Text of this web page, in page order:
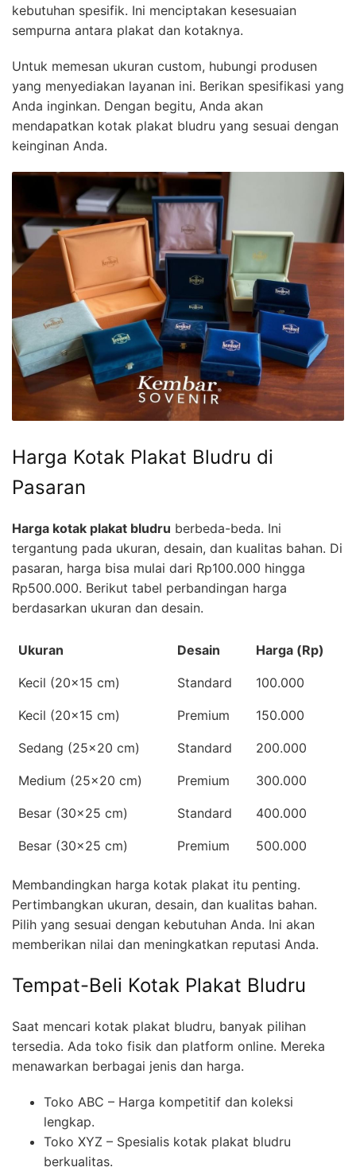
kebutuhan spesifik. Ini menciptakan kesesuaian
sempurna antara plakat dan kotaknya.
Untuk memesan ukuran custom, hubungi produsen
yang menyediakan layanan ini. Berikan spesifikasi yang
Anda inginkan. Dengan begitu, Anda akan
mendapatkan kotak plakat bludru yang sesuai dengan
keinginan Anda.
Harga Kotak Plakat Bludru di
Pasaran
Harga kotak plakat bludru berbeda-beda. Ini
tergantung pada ukuran, desain, dan kualitas bahan. Di
pasaran, harga bisa mulai dari Rp100.000 hingga
Rp500.000. Berikut tabel perbandingan harga
berdasarkan ukuran dan desain.
Ukuran Desain Harga (Rp)
Kecil (20x15 cm) Standard 100.000
Kecil (20x15 cm) Premium 150.000
Sedang (25x20 cm) Standard 200.000
Medium (25x20 cm) Premium 300.000
Besar (30x25 cm) Standard 400.000
Besar (30x25 cm) Premium 500.000
Membandingkan harga kotak plakat itu penting.
Pertimbangkan ukuran, desain, dan kualitas bahan.
Pilih yang sesuai dengan kebutuhan Anda. Ini akan
memberikan nilai dan meningkatkan reputasi Anda.
Tempat-Beli Kotak Plakat Bludru
Saat mencari kotak plakat bludru, banyak pilihan
tersedia. Ada toko fisik dan platform online. Mereka
menawarkan berbagai jenis dan harga.
Toko ABC – Harga kompetitif dan koleksi
lengkap.
Toko XYZ – Spesialis kotak plakat bludru
berkualitas.